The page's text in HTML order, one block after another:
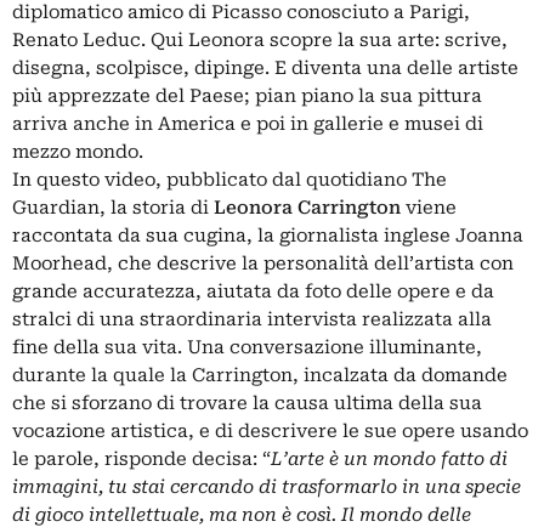
diplomatico amico di Picasso conosciuto a Parigi,
Renato Leduc. Qui Leonora scopre la sua arte: scrive,
disegna, scolpisce, dipinge. E diventa una delle artiste
più apprezzate del Paese; pian piano la sua pittura
arriva anche in America e poi in gallerie e musei di
mezzo mondo.
In questo video, pubblicato dal quotidiano The
Guardian, la storia di Leonora Carrington viene
raccontata da sua cugina, la giornalista inglese Joanna
Moorhead, che descrive la personalità dell’artista con
grande accuratezza, aiutata da foto delle opere e da
stralci di una straordinaria intervista realizzata alla
fine della sua vita. Una conversazione illuminante,
durante la quale la Carrington, incalzata da domande
che si sforzano di trovare la causa ultima della sua
vocazione artistica, e di descrivere le sue opere usando
le parole, risponde decisa: “L’arte è un mondo fatto di
immagini, tu stai cercando di trasformarlo in una specie
di gioco intellettuale, ma non è così. Il mondo delle